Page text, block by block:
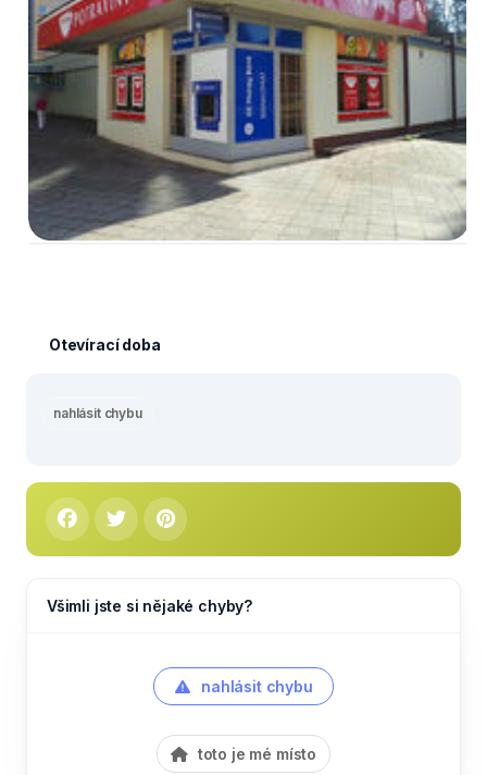
Otevírací doba
nahlásit chybu
Všimli jste si nějaké chyby?
nahlásit chybu
toto je mé místo